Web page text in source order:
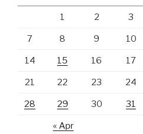
1 2 3
7 8 9 10
14 15 16 17
21 22 23 24
28 29 30 31
« Apr